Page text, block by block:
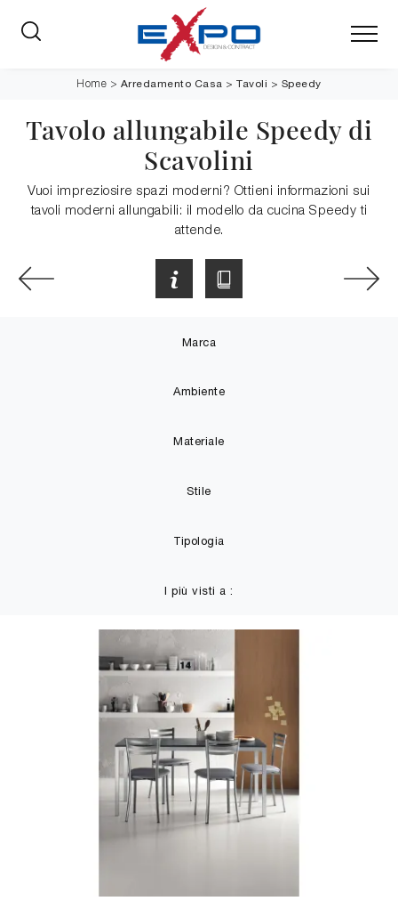
Home > Arredamento Casa >Tavoli > Speedy
Tavolo allungabile Speedy di
Scavolini
Vuoi impreziosire spazi moderni? Ottieni informazioni sui
tavoli moderni allungabili: il modello da cucina Speedy ti
attende.
Marca
Ambiente
Materiale
Stile
Tipologia
I più visti a :